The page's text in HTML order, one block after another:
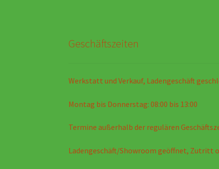
Geschäftszeiten
Werkstatt und Verkauf, Ladengeschäft
Montag bis Donnerstag: 08:00 bis 13:00
Termine außerhalb der regulären
Ladengeschäft/Showroom geöffnet, Zutritt